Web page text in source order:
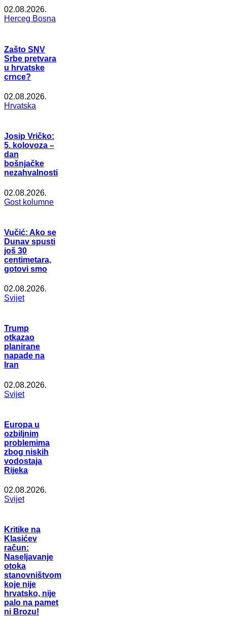
02.08.2026.
Herceg Bosna
Zašto SNV
Srbe pretvara
u hrvatske
crnce?
02.08.2026.
Hrvatska
Josip Vričko:
5. kolovoza –
dan
bošnjačke
nezahvalnosti
02.08.2026.
Gost kolumne
Vučić: Ako se
Dunav spusti
još 30
centimetara,
gotovi smo
02.08.2026.
Svijet
Trump
otkazao
planirane
napade na
Iran
02.08.2026.
Svijet
Europa u
ozbiljnim
problemima
zbog niskih
vodostaja
Rijeka
02.08.2026.
Svijet
Kritike na
Klasićev
račun:
Naseljavanje
otoka
stanovništvom
koje nije
hrvatsko, nije
palo na pamet
ni Brozu!